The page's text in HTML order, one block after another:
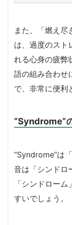
また、「燃え尽
は、過度のスト
れる心身の疲弊
語の組み合わせ
で、非常に便利
“Syndrome”
“Syndrome”は
音は「シンドロ
「シンドロー
すいでしょう。